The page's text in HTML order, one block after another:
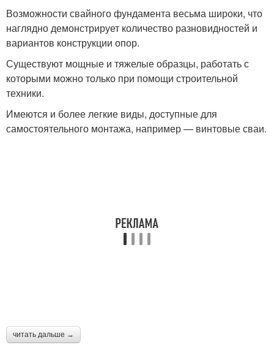
Возможности свайного фундамента весьма широки, что
наглядно демонстрирует количество разновидностей и
вариантов конструкции опор.
Существуют мощные и тяжелые образцы, работать с
которыми можно только при помощи строительной
техники.
Имеются и более легкие виды, доступные для
самостоятельного монтажа, например — винтовые сваи.
читать дальше →